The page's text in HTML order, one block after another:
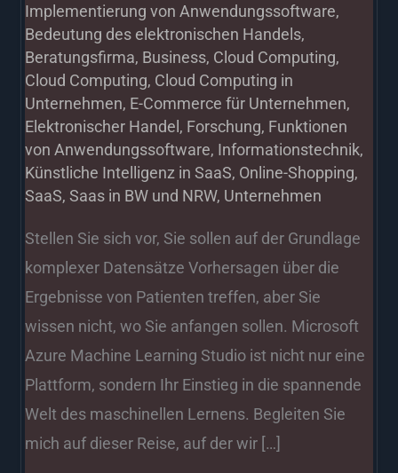
Implementierung von Anwendungssoftware,
Bedeutung des elektronischen Handels,
Beratungsfirma, Business, Cloud Computing,
Cloud Computing, Cloud Computing in
Unternehmen, E-Commerce für Unternehmen,
Elektronischer Handel, Forschung, Funktionen
von Anwendungssoftware, Informationstechnik,
Künstliche Intelligenz in SaaS, Online-Shopping,
SaaS,Saas in BW und NRW, Unternehmen
Stellen Sie sich vor, Sie sollen auf der Grundlage
komplexer Datensätze Vorhersagen über die
Ergebnisse von Patienten treffen, aber Sie
wissen nicht, wo Sie anfangen sollen. Microsoft
Azure Machine Learning Studio ist nicht nur eine
Plattform, sondern Ihr Einstieg in die spannende
Welt des maschinellen Lernens. Begleiten Sie
mich auf dieser Reise, auf der wir […]